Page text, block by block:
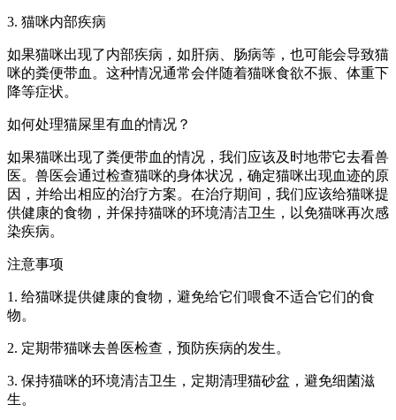
3. 猫咪内部疾病
如果猫咪出现了内部疾病，如肝病、肠病等，也可能会导致猫
咪的粪便带血。这种情况通常会伴随着猫咪食欲不振、体重下
降等症状。
如何处理猫屎里有血的情况？
如果猫咪出现了粪便带血的情况，我们应该及时地带它去看兽
医。兽医会通过检查猫咪的身体状况，确定猫咪出现血迹的原
因，并给出相应的治疗方案。在治疗期间，我们应该给猫咪提
供健康的食物，并保持猫咪的环境清洁卫生，以免猫咪再次感
染疾病。
注意事项
1. 给猫咪提供健康的食物，避免给它们喂食不适合它们的食
物。
2. 定期带猫咪去兽医检查，预防疾病的发生。
3. 保持猫咪的环境清洁卫生，定期清理猫砂盆，避免细菌滋
生。